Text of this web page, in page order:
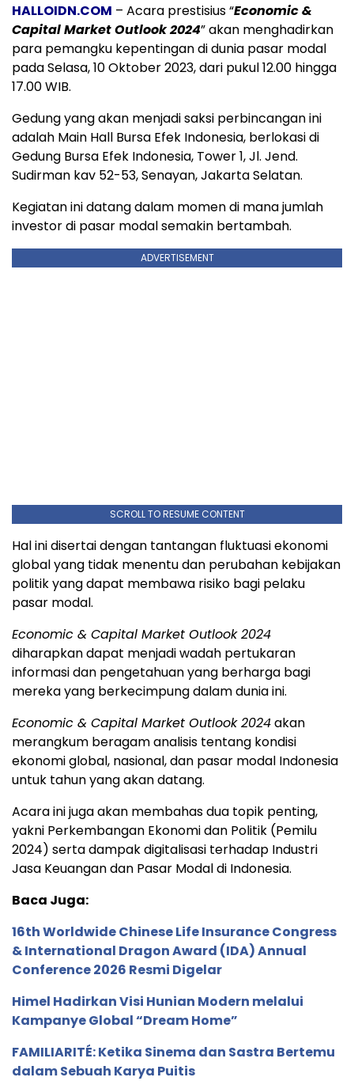
HALLOIDN.COM – Acara prestisius “Economic &
Capital Market Outlook 2024” akan menghadirkan
para pemangku kepentingan di dunia pasar modal
pada Selasa, 10 Oktober 2023, dari pukul 12.00 hingga
17.00 WIB.
Gedung yang akan menjadi saksi perbincangan ini
adalah Main Hall Bursa Efek Indonesia, berlokasi di
Gedung Bursa Efek Indonesia, Tower 1, Jl. Jend.
Sudirman kav 52-53, Senayan, Jakarta Selatan.
Kegiatan ini datang dalam momen di mana jumlah
investor di pasar modal semakin bertambah.
ADVERTISEMENT
SCROLL TO RESUME CONTENT
Hal ini disertai dengan tantangan fluktuasi ekonomi
global yang tidak menentu dan perubahan kebijakan
politik yang dapat membawa risiko bagi pelaku
pasar modal.
Economic & Capital Market Outlook 2024
diharapkan dapat menjadi wadah pertukaran
informasi dan pengetahuan yang berharga bagi
mereka yang berkecimpung dalam dunia ini.
Economic & Capital Market Outlook 2024akan
merangkum beragam analisis tentang kondisi
ekonomi global, nasional, dan pasar modal Indonesia
untuk tahun yang akan datang.
Acara ini juga akan membahas dua topik penting,
yakni Perkembangan Ekonomi dan Politik (Pemilu
2024) serta dampak digitalisasi terhadap Industri
Jasa Keuangan dan Pasar Modal di Indonesia.
Baca Juga:
16th Worldwide Chinese Life Insurance Congress
& International Dragon Award (IDA) Annual
Conference 2026 Resmi Digelar
Himel Hadirkan Visi Hunian Modern melalui
Kampanye Global “Dream Home”
FAMILIARITÉ: Ketika Sinema dan Sastra Bertemu
dalam Sebuah Karya Puitis